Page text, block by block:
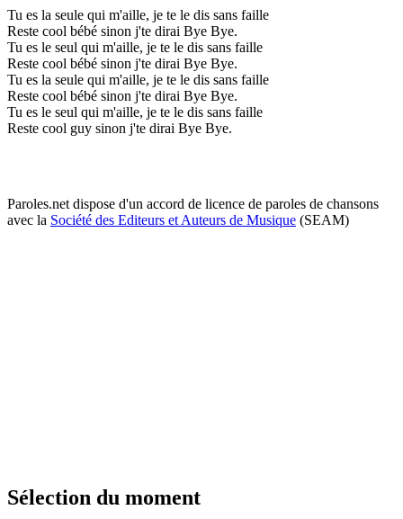
Tu es la seule qui m'aille, je te le dis sans faille
Reste cool bébé sinon j'te dirai Bye Bye.
Tu es le seul qui m'aille, je te le dis sans faille
Reste cool bébé sinon j'te dirai Bye Bye.
Tu es la seule qui m'aille, je te le dis sans faille
Reste cool bébé sinon j'te dirai Bye Bye.
Tu es le seul qui m'aille, je te le dis sans faille
Reste cool guy sinon j'te dirai Bye Bye.
Paroles.net dispose d'un accord de licence de paroles de chansons
avec la Société des Editeurs et Auteurs de Musique (SEAM)
Sélection du moment